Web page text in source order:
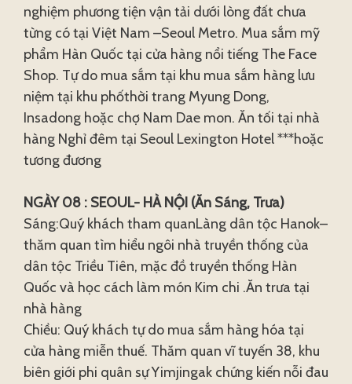
nghiệm phương tiện vận tải dưới lòng đất chưa
từng có tại Việt Nam –Seoul Metro. Mua sắm mỹ
phẩm Hàn Quốc tại cửa hàng nổi tiếng The Face
Shop. Tự do mua sắm tại khu mua sắm hàng lưu
niệm tại khu phốthời trang Myung Dong,
Insadong hoặc chợ Nam Dae mon. Ăn tối tại nhà
hàng Nghỉ đêm tại Seoul Lexington Hotel ***hoặc
tương đương
NGÀY 08 : SEOUL- HÀ NỘI (Ăn Sáng, Trưa)
Sáng:Quý khách tham quanLàng dân tộc Hanok–
thăm quan tìm hiểu ngôi nhà truyền thống của
dân tộc Triều Tiên, mặc đồ truyền thống Hàn
Quốc và học cách làm món Kim chi .Ăn trưa tại
nhà hàng
Chiều: Quý khách tự do mua sắm hàng hóa tại
cửa hàng miễn thuế. Thăm quan vĩ tuyến 38, khu
biên giới phi quân sự Yimjingak chứng kiến nỗi đau